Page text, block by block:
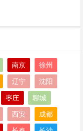
南京 徐州
辽宁 沈阳
枣庄 聊城
西安 成都